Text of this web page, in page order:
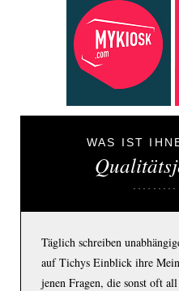
WAS IST
Täglich schreiben
auf Tichys Einblick ihre
jenen Fragen, die sonst oft